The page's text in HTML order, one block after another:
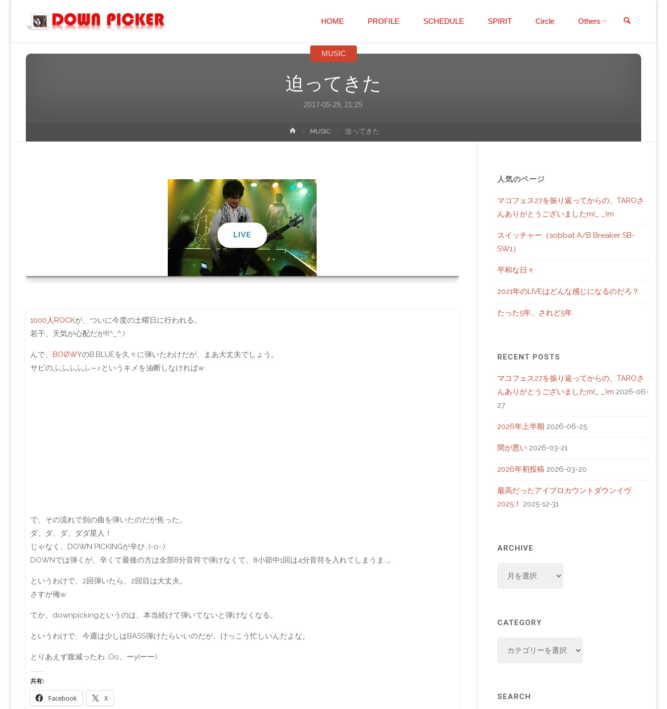
テ
ン
へ
HOME PROFILE SCHEDULE SPIRIT Circle Others
迫ってきた
2017-05-29, 21:25
MUSIC
ホ
ー
MUSIC 迫ってきた
LIVE YOUTUBE
1000人ROCKが、ついに今度の土曜日に行われる。
若干、天気が心配だがf(^_^;)
んで、 BOØWYのB.BLUEを久々に弾いたわけだが、まあ大丈夫でしょう。
サビのふふふふふ～♪というキメを油断しなければw
で、その流れで別の曲を弾いたのだが焦った。
ダ、ダ、ダ、ダダ星人！
じゃなく、DOWN PICKINGが辛ひ…(-o-;)
DOWNでは弾くが、辛くて最後の方は全部8分音符で弾けなくて、8小節中1回は4分音符を入れてしまうま…。
というわけで、2回弾いたら、2回目は大丈夫。
さすが俺w
てか、downpickingというのは、本当続けて弾いてないと弾けなくなる。
というわけで、今週は少しはBASS弾けたらいいのだが、けっこう忙しいんだよな。
とりあえず腹減ったわ…Oo。ーy(ーー)
共有:
Facebook X
人気のページ
マコフェス27を振り返ってからの、TAROさ
んありがとうございましたm(_ _)m
スイッチャー（sobbat A/B Breaker SB-
SW1）
平和な日々
2021年のLIVEはどんな感じになるのだろ？
たった5年、されど5年
RECENT POSTS
マコフェス27を振り返ってからの、TAROさ
んありがとうございましたm(_ _)m 2026-06-
27
2026年上半期 2026-06-25
間が悪い 2026-03-21
2026年初投稿 2026-03-20
最高だったアイプロカウントダウンイヴ
2025！
2025-12-31
ARCHIVE
CATEGORY
SEARCH